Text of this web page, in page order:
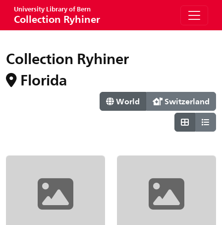
University Library of Bern
Collection Ryhiner
Collection Ryhiner
Florida
World Switzerland